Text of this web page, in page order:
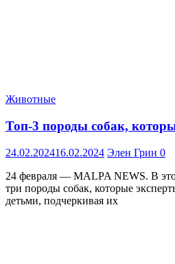
Животные
Топ-3 породы собак,
24.02.202416.02.2024 Элен Грин 0
24 февраля — MALPA NEWS. В
три породы собак, которые
детьми, подчеркивая их